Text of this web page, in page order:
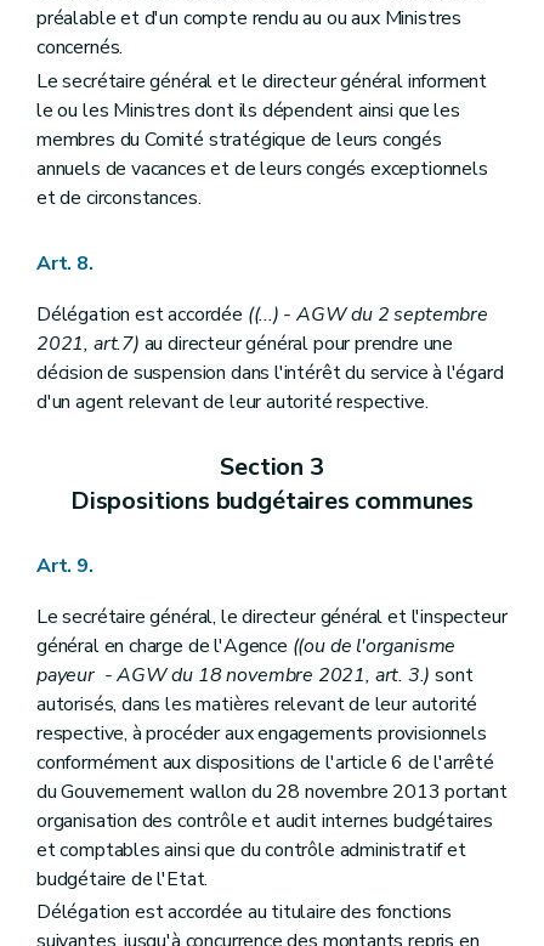
préalable et d'un compte rendu au ou aux Ministres
concernés.
Le secrétaire général et le directeur général informent
le ou les Ministres dont ils dépendent ainsi que les
membres du Comité stratégique de leurs congés
annuels de vacances et de leurs congés exceptionnels
et de circonstances.
Art. 8.
Délégation est accordée ((...) - AGW du 2 septembre
2021, art.7) au directeur général pour prendre une
décision de suspension dans l'intérêt du service à l'égard
d'un agent relevant de leur autorité respective.
Section 3
Dispositions budgétaires communes
Art. 9.
Le secrétaire général, le directeur général et l'inspecteur
général en charge de l'Agence ((ou de l'organisme
payeur - AGW du 18 novembre 2021, art. 3.) sont
autorisés, dans les matières relevant de leur autorité
respective, à procéder aux engagements provisionnels
conformément aux dispositions de l'article 6 de l'arrêté
du Gouvernement wallon du 28 novembre 2013 portant
organisation des contrôle et audit internes budgétaires
et comptables ainsi que du contrôle administratif et
budgétaire de l'Etat.
Délégation est accordée au titulaire des fonctions